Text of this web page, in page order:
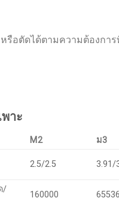
รือตัดได้ตามความต้องกา
าะ
M2 ม3
2.5/2.5 3.91/
/
160000 65536